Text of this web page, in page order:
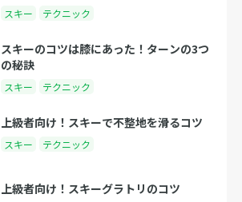
スキー テクニック
スキーのコツは膝にあった！ターンの3つ
の秘訣
スキー テクニック
上級者向け！スキーで不整地を滑るコツ
スキー テクニック
上級者向け！スキーグラトリのコツ